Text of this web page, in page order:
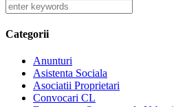
Categorii
Anunturi
Asistenta Sociala
Asociatii Proprietari
Convocari CL